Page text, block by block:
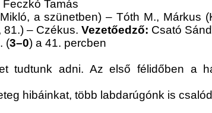
Feczkó Tamás
a szünetben) – Tóth M., Márkus
81.) – Czékus. Vezetőedző: Csató
(3–0) a 41. percben
tudtunk adni. Az első félidőben a
hibáinkat, több labdarúgónk is